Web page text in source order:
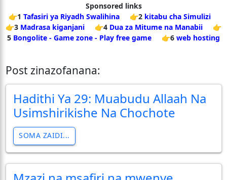
Sponsored links
👉1 Tafasiri ya Riyadh Swalihina 👉2 kitabu cha Simulizi
👉3 Madrasa kiganjani 👉4 Dua za Mitume na Manabii
👉
5 Bongolite - Game zone - Play free game 👉6 web hosting
Post zinazofanana:
Hadithi Ya 29: Muabudu Allaah Na
Usimshirikishe Na Chochote
SOMA ZAIDI...